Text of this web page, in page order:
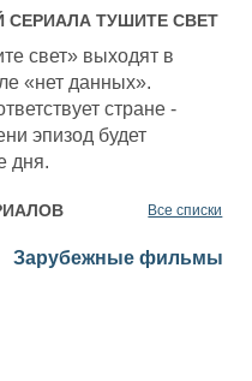
СЕРИАЛА ТУШИТЕ СВЕТ
свет» выходят в
«нет данных».
стране -
эпизод будет
дня.
Все списки
Зарубежные фильмы